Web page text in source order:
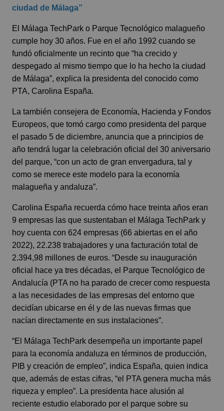
ciudad de Málaga”
El Málaga TechPark o Parque Tecnológico malagueño
cumple hoy 30 años. Fue en el año 1992 cuando se
fundó oficialmente un recinto que “ha crecido y
despegado al mismo tiempo que lo ha hecho la ciudad
de Málaga”, explica la presidenta del conocido como
PTA, Carolina España.
La también consejera de Economía, Hacienda y Fondos
Europeos, que tomó cargo como presidenta del parque
el pasado 5 de diciembre, anuncia que a principios de
año tendrá lugar la celebración oficial del 30 aniversario
del parque, “con un acto de gran envergadura, tal y
como se merece este modelo para la economía
malagueña y andaluza”.
Carolina España recuerda cómo hace treinta años eran
9 empresas las que sustentaban el Málaga TechPark y
hoy cuenta con 624 empresas (66 abiertas en el año
2022), 22.238 trabajadores y una facturación total de
2.394,98 millones de euros. “Desde su inauguración
oficial hace ya tres décadas, el Parque Tecnológico de
Andalucía (PTA no ha parado de crecer como respuesta
a las necesidades de las empresas del entorno que
decidían ubicarse en él y de las nuevas firmas que
nacían directamente en sus instalaciones”.
“El Málaga TechPark desempeña un importante papel
para la economía andaluza en términos de producción,
PIB y creación de empleo”, indica España, quien indica
que, además de estas cifras, “el PTA genera mucha más
riqueza y empleo”. La presidenta hace alusión al
reciente estudio elaborado por el parque sobre su